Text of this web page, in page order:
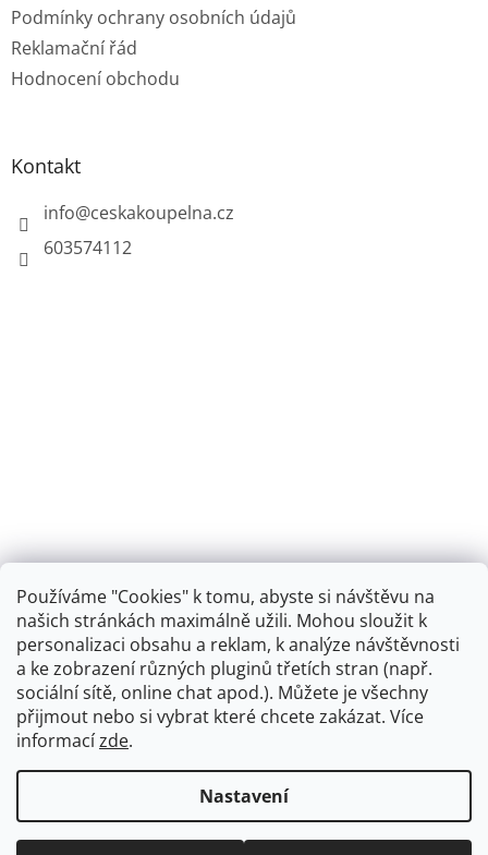
Používáme "Cookies" k tomu, abyste si návštěvu na
našich stránkách maximálně užili. Mohou sloužit k
personalizaci obsahu a reklam, k analýze návštěvnosti
a ke zobrazení různých pluginů třetích stran (např.
sociální sítě, online chat apod.). Můžete je všechny
přijmout nebo si vybrat které chcete zakázat. Více
informacízde.
Nastavení
Podmínky ochrany osobních údajů
Reklamační řád
Hodnocení obchodu
Kontakt
info@ceskakoupelna.cz
603574112
Retro koupelna
Vytvořil Shoptet + plnenieshopu.cz
Copyright 2026Dřezová-baterie.cz. Všechna práva